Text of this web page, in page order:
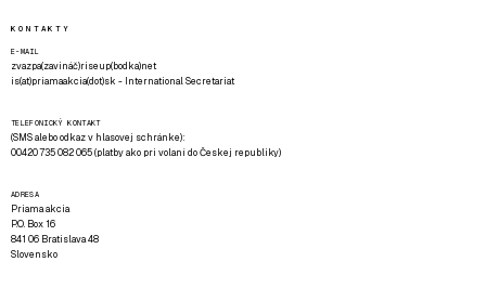
KONTAKTY
E-MAIL
zvazpa(zavináč)riseup(bodka)net
is(at)priamaakcia(dot)sk - International Secretariat
TELEFONICKÝ KONTAKT
(SMS alebo odkaz v hlasovej schránke):
00420 735 082 065 (platby ako pri volaní do Českej republiky)
ADRESA
Priama akcia
P.O. Box 16
841 06 Bratislava 48
Slovensko